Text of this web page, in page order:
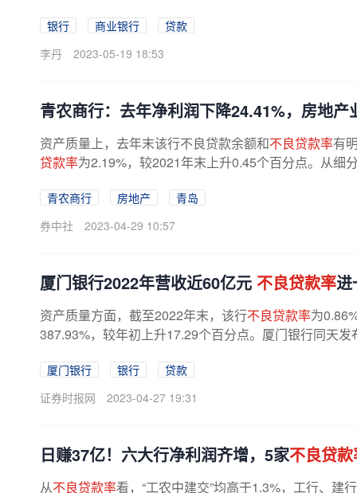
银行 商业银行
贷款
李丹
2023-05-19 18:53
青农商行：去年净利润下降24.41%，房地产
资产质量上，去年末该行不良贷款余额和不良贷款率有
贷款率为2.19%，较2021年末上升0.45个百分点。从细
青农商行 房地产
青岛
券中社
2023-04-29 10:57
厦门银行2022年营收近60亿元 不良贷款率进
资产质量方面，截至2022年末，该行不良贷款率为
387.93%，较年初上升17.29个百分点。厦门银行同天
厦门银行 银行
贷款
证券时报网
2023-04-27 19:31
日赚37亿！六大行净利润齐增，5家不良贷
从不良贷款率看，“工农中建交”均高于1.3%，工行、建